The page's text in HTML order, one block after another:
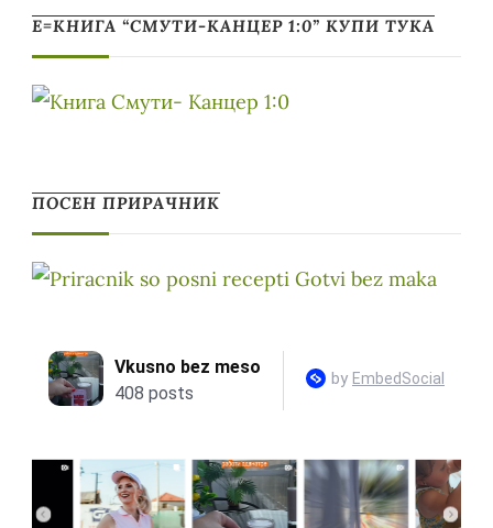
Е=КНИГА “СМУТИ-КАНЦЕР 1:0” КУПИ ТУКА
ПОСЕН ПРИРАЧНИК